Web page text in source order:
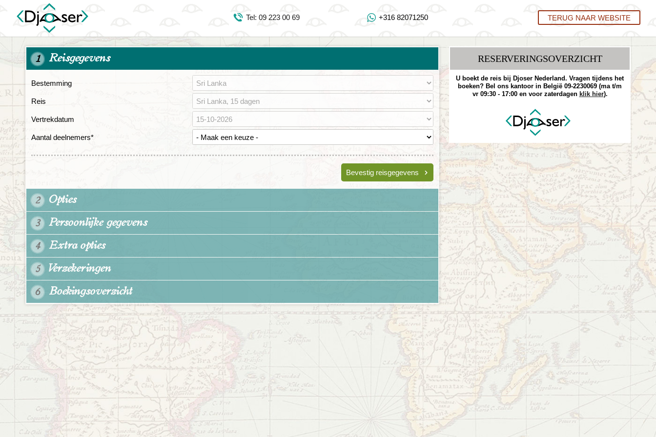
Tel: 09 223 00 69
https://www.youtube.com/user/DjoserWebsite
https://www.instagram.com/djoser_reizen/
Tel: 09 223 00 69 +316 82071250 TERUG NAAR WEBSITE
1 Reisgegevens
Bestemming
Reis
Vertrekdatum
Aantal deelnemers*
Bevestig reisgegevens
2 Opties
3 Persoonlijke gegevens
4 Extra opties
5 Verzekeringen
6 Boekingsoverzicht
RESERVERINGS­OVERZICHT
U boekt de reis bij Djoser Nederland. Vragen tijdens het
boeken? Bel ons kantoor in België 09-2230069 (ma t/m
vr 09:30 - 17:00 en voor zaterdagen klik hier).